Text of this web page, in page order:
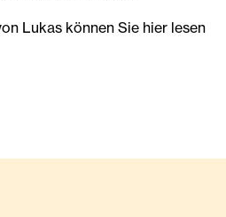
Lukas können Sie hier lesen